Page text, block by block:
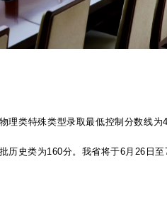
类特殊类型录取最低控制分数线
史类为160分。我省将于6月26日